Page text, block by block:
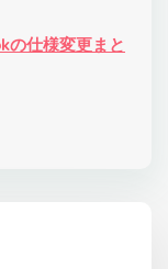
の仕様変更まと